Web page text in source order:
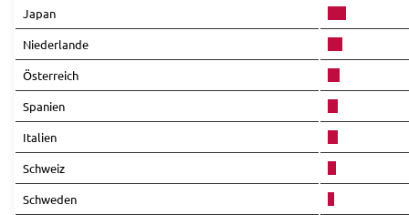
Japan
Niederlande
Österreich
Spanien
Italien
Schweiz
Schweden